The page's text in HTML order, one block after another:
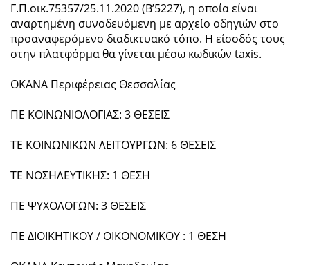
Γ.Π.οικ.75357/25.11.2020 (Β’5227), η οποία είναι
αναρτημένη συνοδευόμενη με αρχείο οδηγιών στο
προαναφερόμενο διαδικτυακό τόπο. Η είσοδός τους
στην πλατφόρμα θα γίνεται μέσω κωδικών taxis.
ΟΚΑΝΑ Περιφέρειας Θεσσαλίας
ΠΕ ΚΟΙΝΩΝΙΟΛΟΓΙΑΣ: 3 ΘΕΣΕΙΣ
ΤΕ ΚΟΙΝΩΝΙΚΩΝ ΛΕΙΤΟΥΡΓΩΝ: 6 ΘΕΣΕΙΣ
ΤΕ ΝΟΣΗΛΕΥΤΙΚΗΣ: 1 ΘΕΣΗ
ΠΕ ΨΥΧΟΛΟΓΩΝ: 3 ΘΕΣΕΙΣ
ΠΕ ΔΙΟΙΚΗΤΙΚΟΥ / ΟΙΚΟΝΟΜΙΚΟΥ : 1 ΘΕΣΗ